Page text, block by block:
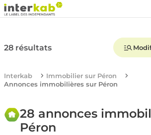
28 résultats
Interkab
Immobilier sur Péron
Annonces immobilières sur Péron
28 annonces
Péron